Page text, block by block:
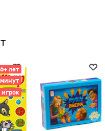
6+ лет
минут
игрок